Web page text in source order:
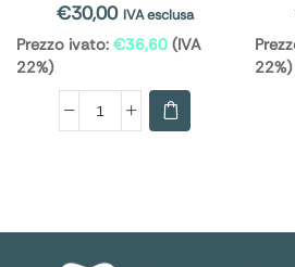
€30,00 IVA esclusa
Prezzo ivato: €36,60 (IVA
22%)
22%)